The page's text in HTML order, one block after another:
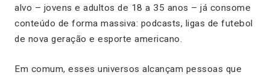
alvo – jovens e adultos de 18 a 35 anos – já consome
conteúdo de forma massiva: podcasts, ligas de futebol
de nova geração e esporte americano.
Em comum, esses universos alcançam pessoas que